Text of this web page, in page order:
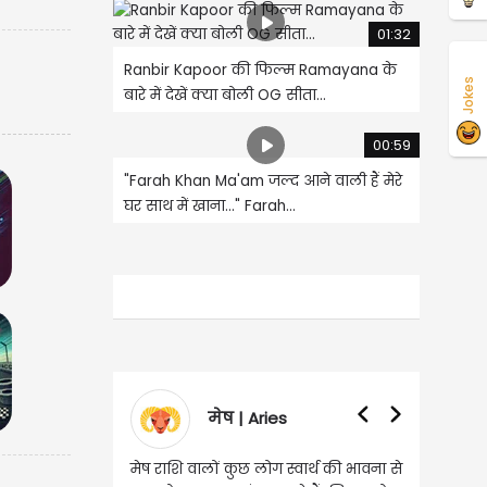
01:32
Ranbir Kapoor की फिल्म Ramayana के
बारे में देखें क्या बोली OG सीता...
00:59
"Farah Khan Ma'am जल्द आने वाली हैं मेरे
घर साथ में खाना..." Farah...
मेष | Aries
वालों कुछ लोग स्वार्थ की भावना से
वृषभ | Taurus
वृष राशि वालों आय के स्त्रोत बढ़ने
Jokes